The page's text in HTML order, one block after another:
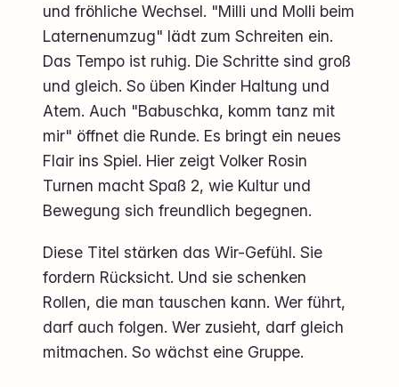
und fröhliche Wechsel. "Milli und Molli beim
Laternenumzug" lädt zum Schreiten ein.
Das Tempo ist ruhig. Die Schritte sind groß
und gleich. So üben Kinder Haltung und
Atem. Auch "Babuschka, komm tanz mit
mir" öffnet die Runde. Es bringt ein neues
Flair ins Spiel. Hier zeigt Volker Rosin
Turnen macht Spaß 2, wie Kultur und
Bewegung sich freundlich begegnen.
Diese Titel stärken das Wir-Gefühl. Sie
fordern Rücksicht. Und sie schenken
Rollen, die man tauschen kann. Wer führt,
darf auch folgen. Wer zusieht, darf gleich
mitmachen. So wächst eine Gruppe.